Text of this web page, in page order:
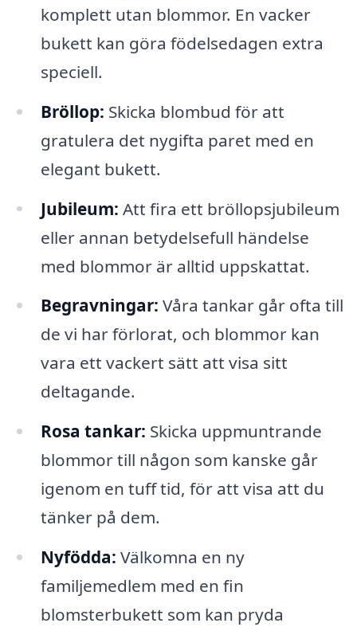
komplett utan blommor. En vacker
bukett kan göra födelsedagen extra
speciell.
Bröllop: Skicka blombud för att
gratulera det nygifta paret med en
elegant bukett.
Jubileum: Att fira ett bröllopsjubileum
eller annan betydelsefull händelse
med blommor är alltid uppskattat.
Begravningar: Våra tankar går ofta till
de vi har förlorat, och blommor kan
vara ett vackert sätt att visa sitt
deltagande.
Rosa tankar: Skicka uppmuntrande
blommor till någon som kanske går
igenom en tuff tid, för att visa att du
tänker på dem.
Nyfödda: Välkomna en ny
familjemedlem med en fin
blomsterbukett som kan pryda